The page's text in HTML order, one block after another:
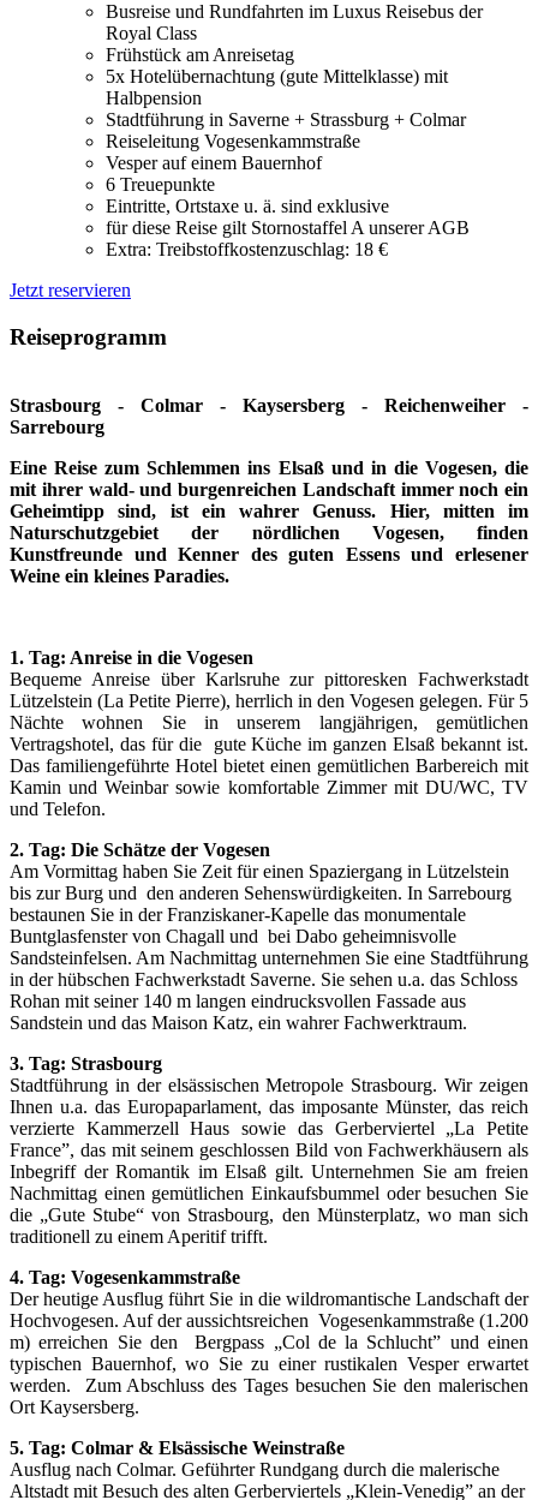
Busreise und Rundfahrten im Luxus Reisebus der
Royal Class
Frühstück am Anreisetag
5x Hotelübernachtung (gute Mittelklasse) mit
Halbpension
Stadtführung in Saverne + Strassburg + Colmar
Reiseleitung Vogesenkammstraße
Vesper auf einem Bauernhof
6 Treuepunkte
Eintritte, Ortstaxe u. ä. sind exklusive
für diese Reise gilt Stornostaffel A unserer AGB
Extra: Treibstoffkostenzuschlag: 18 €
Jetzt reservieren
Reiseprogramm
Strasbourg - Colmar - Kaysersberg - Reichenweiher -
Sarrebourg
Eine Reise zum Schlemmen ins Elsaß und in die Vogesen, die
mit ihrer wald- und burgenreichen Landschaft immer noch ein
Geheimtipp sind, ist ein wahrer Genuss. Hier, mitten im
Naturschutzgebiet der nördlichen Vogesen, finden
Kunstfreunde und Kenner des guten Essens und erlesener
Weine ein kleines Paradies.
1. Tag: Anreise in die Vogesen
Bequeme Anreise über Karlsruhe zur pittoresken Fachwerkstadt
Lützelstein (La Petite Pierre), herrlich in den Vogesen gelegen. Für 5
Nächte wohnen Sie in unserem langjährigen, gemütlichen
Vertragshotel, das für die gute Küche im ganzen Elsaß bekannt ist.
Das familiengeführte Hotel bietet einen gemütlichen Barbereich mit
Kamin und Weinbar sowie komfortable Zimmer mit DU/WC, TV
und Telefon.
2. Tag: Die Schätze der Vogesen
Am Vormittag haben Sie Zeit für einen Spaziergang in Lützelstein
bis zur Burg und den anderen Sehenswürdigkeiten. In Sarrebourg
bestaunen Sie in der Franziskaner-Kapelle das monumentale
Buntglasfenster von Chagall und bei Dabo geheimnisvolle
Sandsteinfelsen. Am Nachmittag unternehmen Sie eine Stadtführung
in der hübschen Fachwerkstadt Saverne. Sie sehen u.a. das Schloss
Rohan mit seiner 140 m langen eindrucksvollen Fassade aus
Sandstein und das Maison Katz, ein wahrer Fachwerktraum.
3. Tag: Strasbourg
Stadtführung in der elsässischen Metropole Strasbourg. Wir zeigen
Ihnen u.a. das Europaparlament, das imposante Münster, das reich
verzierte Kammerzell Haus sowie das Gerberviertel „La Petite
France”, das mit seinem geschlossen Bild von Fachwerkhäusern als
Inbegriff der Romantik im Elsaß gilt. Unternehmen Sie am freien
Nachmittag einen gemütlichen Einkaufsbummel oder besuchen Sie
die „Gute Stube“ von Strasbourg, den Münsterplatz, wo man sich
traditionell zu einem Aperitif trifft.
4. Tag: Vogesenkammstraße
Der heutige Ausflug führt Sie in die wildromantische Landschaft der
Hochvogesen. Auf der aussichtsreichen Vogesenkammstraße (1.200
m) erreichen Sie den Bergpass „Col de la Schlucht” und einen
typischen Bauernhof, wo Sie zu einer rustikalen Vesper erwartet
werden. Zum Abschluss des Tages besuchen Sie den malerischen
Ort Kaysersberg.
5. Tag: Colmar & Elsässische Weinstraße
Ausflug nach Colmar. Geführter Rundgang durch die malerische
Altstadt mit Besuch des alten Gerberviertels „Klein-Venedig” an der